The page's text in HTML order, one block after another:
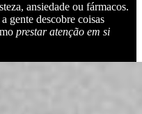
ansiedade ou fármacos.
gente descobre coisas
prestar atenção em si